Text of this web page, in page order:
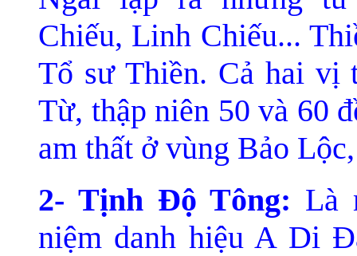
Chiếu, Linh Chiếu...
Tổ sư Thiền. Cả hai vị
Từ, thập niên 50 và 60
am thất ở vùng Bảo
2- Tịnh Ðộ Tông: Là
niệm danh hiệu A Di